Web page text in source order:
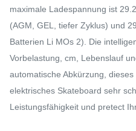
maximale Ladespannung ist
(AGM, GEL, tiefer Zyklus) und
Batterien Li MOs 2). Die
Vorbelastung, cm, Lebenslauf
automatische Abkürzung,
elektrisches Skateboard sehr
Leistungsfähigkeit und pretect